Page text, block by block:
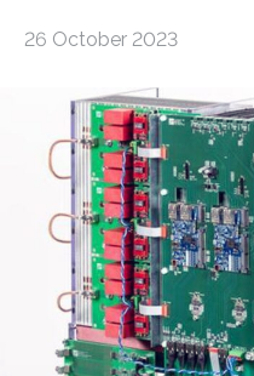
26 October 2023